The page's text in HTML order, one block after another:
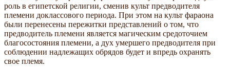
роль в египетской религии, сменив культ предводителя
племени доклассового периода. При этом на культ фараона
были перенесены пережитки представлений о том, что
предводитель племени является магическим средоточием
благосостояния племени, а дух умершего предводителя при
соблюдении надлежащих обрядов будет и впредь охранять
свое племя.